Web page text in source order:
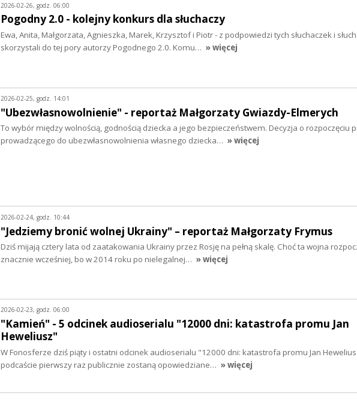
2026-02-26, godz. 06:00
Pogodny 2.0 - kolejny konkurs dla słuchaczy
Ewa, Anita, Małgorzata, Agnieszka, Marek, Krzysztof i Piotr - z podpowiedzi tych słuchaczek i
skorzystali do tej pory autorzy Pogodnego 2.0. Komu… » więcej
2026-02-25, godz. 14:01
"Ubezwłasnowolnienie" - reportaż Małgorzaty Gwiazdy-Elmerych
To wybór między wolnością, godnością dziecka a jego bezpieczeństwem. Decyzja o rozpoczęciu
prowadzącego do ubezwłasnowolnienia własnego dziecka… » więcej
2026-02-24, godz. 10:44
"Jedziemy bronić wolnej Ukrainy" – reportaż Małgorzaty Frymus
Dziś mijają cztery lata od zaatakowania Ukrainy przez Rosję na pełną skalę. Choć ta wojna
znacznie wcześniej, bo w 2014 roku po nielegalnej… » więcej
2026-02-23, godz. 06:00
"Kamień" - 5 odcinek audioserialu "12000 dni: katastrofa promu Jan
Heweliusz"
W Fonosferze dziś piąty i ostatni odcinek audioserialu "12000 dni: katastrofa promu Jan
podcaście pierwszy raz publicznie zostaną opowiedziane… » więcej